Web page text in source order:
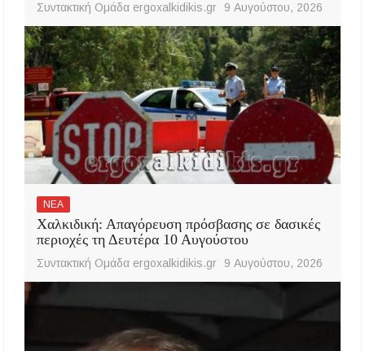
Συντακτική Ομάδα ergoxalkidikis.gr 9 Αυγούστου, 2026
ΝΕΑ
Χαλκιδική: Απαγόρευση πρόσβασης σε δασικές
περιοχές τη Δευτέρα 10 Αυγούστου
Συντακτική Ομάδα ergoxalkidikis.gr 9 Αυγούστου, 2026